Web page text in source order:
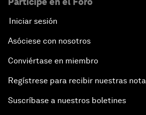
Iniciar sesión
Asóciese con nosotros
Conviértase en miembro
Regístrese para recibir nuestras
Suscríbase a nuestros boletines